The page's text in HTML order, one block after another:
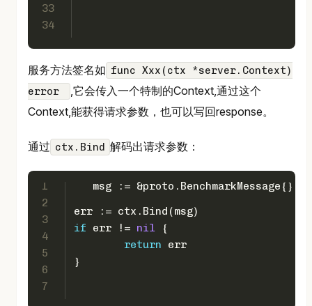
33
34
服务方法签名如 func Xxx(ctx *server.Context)
error
,它会传入一个特制的Context,通过这个
Context,能获得请求参数，也可以写回response。
通过 ctx.Bind 解码出请求参数：
1
2
3
4
5
6
7
   msg := &proto.BenchmarkMessage{}
err := ctx.Bind(msg)
if err != nil {
return err
}